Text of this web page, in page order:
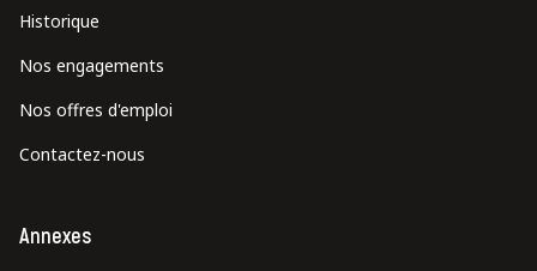
Historique
Nos engagements
Nos offres d'emploi
Contactez-nous
Annexes